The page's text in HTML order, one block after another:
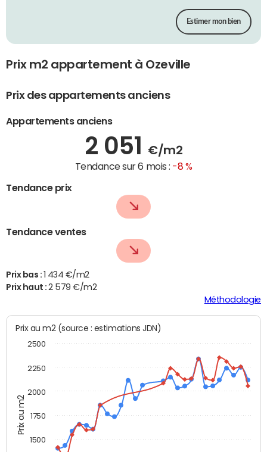
Estimer mon bien
Prix m2 appartement à Ozeville
Prix des appartements anciens
Appartements anciens
2 051 €/m2
Tendance sur 6 mois : -8 %
Tendance prix
Tendance ventes
Prix bas : 1 434 €/m2
Prix haut :2 579 €/m2
Méthodologie
Prix au m2
Prix au m2 (source : estimations JDN)
1500
1750
2000
2250
2500